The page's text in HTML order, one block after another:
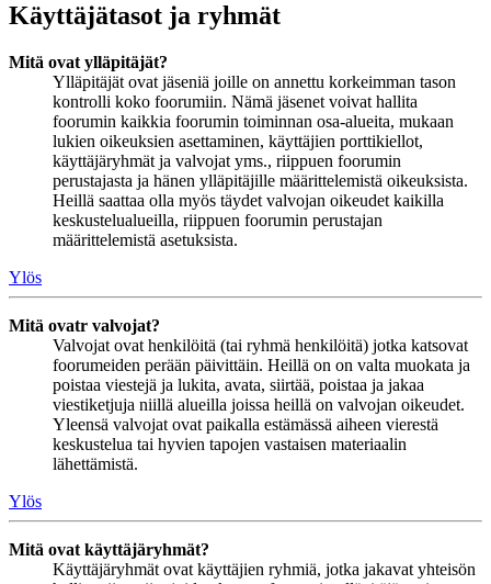
Käyttäjätasot ja ryhmät
Mitä ovat ylläpitäjät?
Ylläpitäjät ovat jäseniä joille on annettu korkeimman tason
kontrolli koko foorumiin. Nämä jäsenet voivat hallita
foorumin kaikkia foorumin toiminnan osa-alueita, mukaan
lukien oikeuksien asettaminen, käyttäjien porttikiellot,
käyttäjäryhmät ja valvojat yms., riippuen foorumin
perustajasta ja hänen ylläpitäjille määrittelemistä oikeuksista.
Heillä saattaa olla myös täydet valvojan oikeudet kaikilla
keskustelualueilla, riippuen foorumin perustajan
määrittelemistä asetuksista.
Ylös
Mitä ovatr valvojat?
Valvojat ovat henkilöitä (tai ryhmä henkilöitä) jotka katsovat
foorumeiden perään päivittäin. Heillä on on valta muokata ja
poistaa viestejä ja lukita, avata, siirtää, poistaa ja jakaa
viestiketjuja niillä alueilla joissa heillä on valvojan oikeudet.
Yleensä valvojat ovat paikalla estämässä aiheen vierestä
keskustelua tai hyvien tapojen vastaisen materiaalin
lähettämistä.
Ylös
Mitä ovat käyttäjäryhmät?
Käyttäjäryhmät ovat käyttäjien ryhmiä, jotka jakavat yhteisön